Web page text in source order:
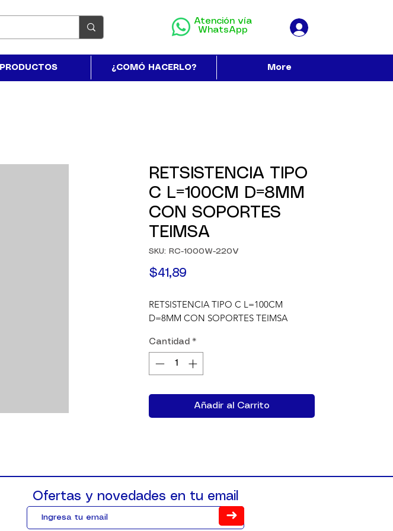
Atención vía
WhatsApp
PRODUCTOS ¿COMÓ HACERLO? More
RETSISTENCIA TIPO
C L=100CM D=8MM
CON SOPORTES
TEIMSA
SKU: RC-1000W-220V
$41,89
RETSISTENCIA TIPO C L=100CM
D=8MM CON SOPORTES TEIMSA
Cantidad *
Añadir al Carrito
Ofertas y novedades en tu email
➜